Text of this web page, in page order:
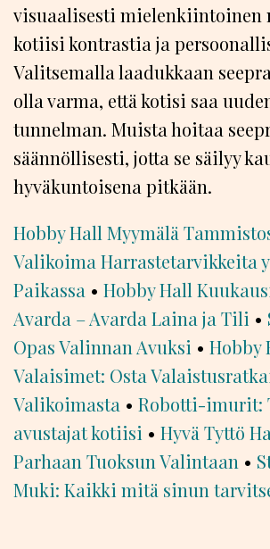
visuaalisesti mielenkiintoinen
kotiisi kontrastia ja
Valitsemalla laadukkaan
olla varma, että kotisi saa
tunnelman. Muista hoitaa
säännöllisesti, jotta se säilyy
hyväkuntoisena pitkään.
Hobby Hall Myymälä
Valikoima Harrastetarvikkeita
Paikassa • Hobby Hall
Avarda – Avarda Laina ja Tili •
Opas Valinnan Avuksi • Hobby
Valaisimet: Osta
Valikoimasta • Robotti-imurit:
avustajat kotiisi • Hyvä Tyttö
Parhaan Tuoksun Valintaan •
Muki: Kaikki mitä sinun